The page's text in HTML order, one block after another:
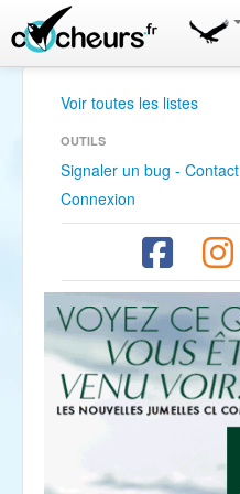
Voir toutes les listes
OUTILS
Signaler un bug - Contact
Connexion